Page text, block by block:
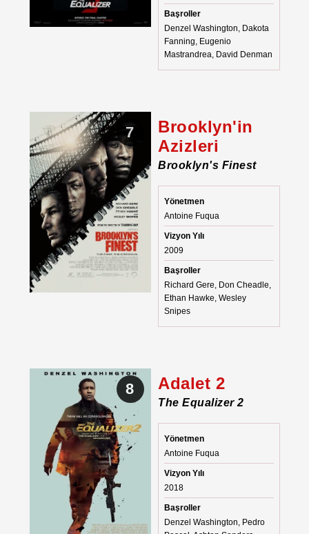
Başroller
Denzel Washington, Dakota
Fanning, Eugenio
Mastrandrea, David Denman
7
Brooklyn'in
Azizleri
Brooklyn's Finest
Yönetmen
Antoine Fuqua
Vizyon Yılı
2009
Başroller
Richard Gere, Don Cheadle,
Ethan Hawke, Wesley
Snipes
8 Adalet 2
The Equalizer 2
Yönetmen
Antoine Fuqua
Vizyon Yılı
2018
Başroller
Denzel Washington, Pedro